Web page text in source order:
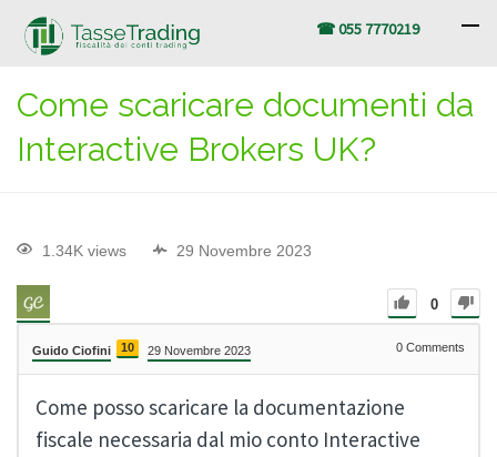
☎ 055 7770219
Come scaricare documenti da
Interactive Brokers UK?
1.34K views 29 Novembre 2023
0
Guido Ciofini 10 29 Novembre 2023 0 Comments
Come posso scaricare la documentazione
fiscale necessaria dal mio conto Interactive